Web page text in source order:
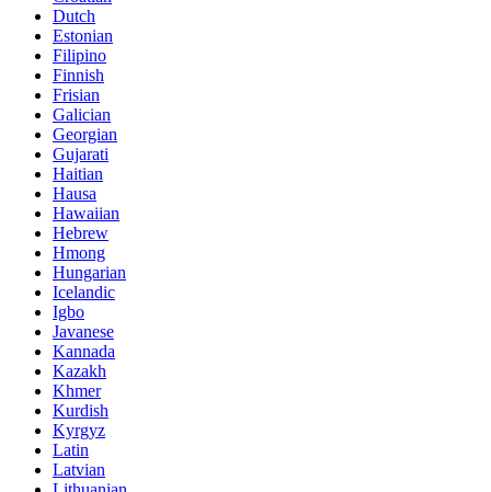
Dutch
Estonian
Filipino
Finnish
Frisian
Galician
Georgian
Gujarati
Haitian
Hausa
Hawaiian
Hebrew
Hmong
Hungarian
Icelandic
Igbo
Javanese
Kannada
Kazakh
Khmer
Kurdish
Kyrgyz
Latin
Latvian